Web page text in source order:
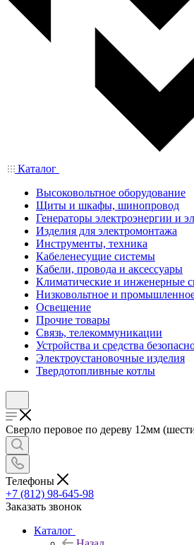
Каталог
Высоковольтное оборудование
Щиты и шкафы, шинопровод
Генераторы электроэнергии и
Изделия для электромонтажа
Инструменты, техника
Кабеленесущие системы
Кабели, провода и аксессуары
Климатические и инженерные
Низковольтное и
Освещение
Прочие товары
Связь, телекоммуникации
Устройства и средства
Электроустановочные изделия
Твердотопливные котлы
Сверло перовое по дереву 12мм
Телефоны
+7 (812) 98-645-98
Заказать звонок
Каталог